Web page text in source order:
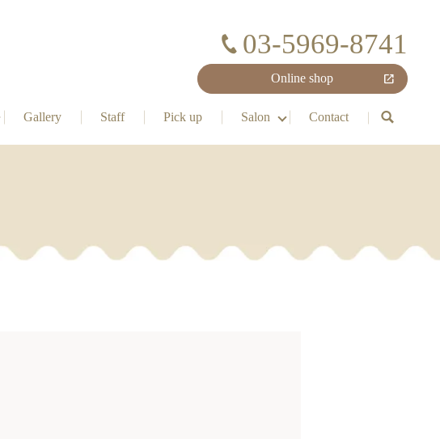
Gallery Staff Pick up Salon Contact
03-5969-8741
Online shop